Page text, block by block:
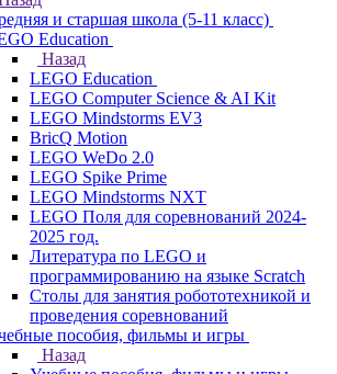
и старшая школа (5-11 класс)
Education
Назад
LEGO Education
LEGO Computer Science & AI Kit
LEGO Mindstorms EV3
BricQ Motion
LEGO WeDo 2.0
LEGO Spike Prime
LEGO Mindstorms NXT
LEGO Поля для соревнований 2024-
2025 год.
Литература по LEGO и
программированию на языке Scratch
Столы для занятия робототехникой и
проведения соревнований
пособия, фильмы и игры
Назад